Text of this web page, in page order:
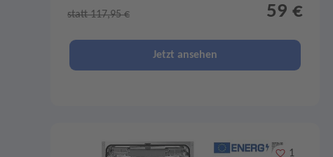
statt 117,95 € 59 €
Jetzt ansehen
Merken
1